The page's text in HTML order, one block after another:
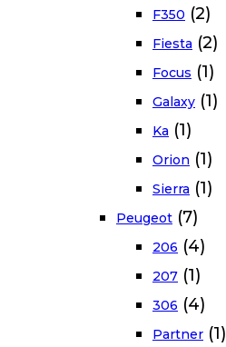
F350 (2)
Fiesta (2)
Focus (1)
Galaxy (1)
Ka (1)
Orion (1)
Sierra (1)
Peugeot (7)
206 (4)
207 (1)
306 (4)
Partner (1)